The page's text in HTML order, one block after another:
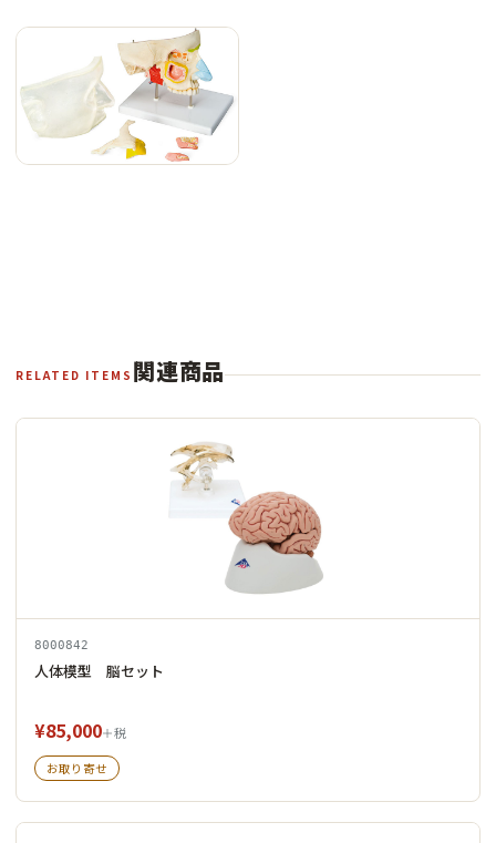
RELATED ITEMS 関連商品
8000842
人体模型 脳セット
¥85,000＋税
お取り寄せ